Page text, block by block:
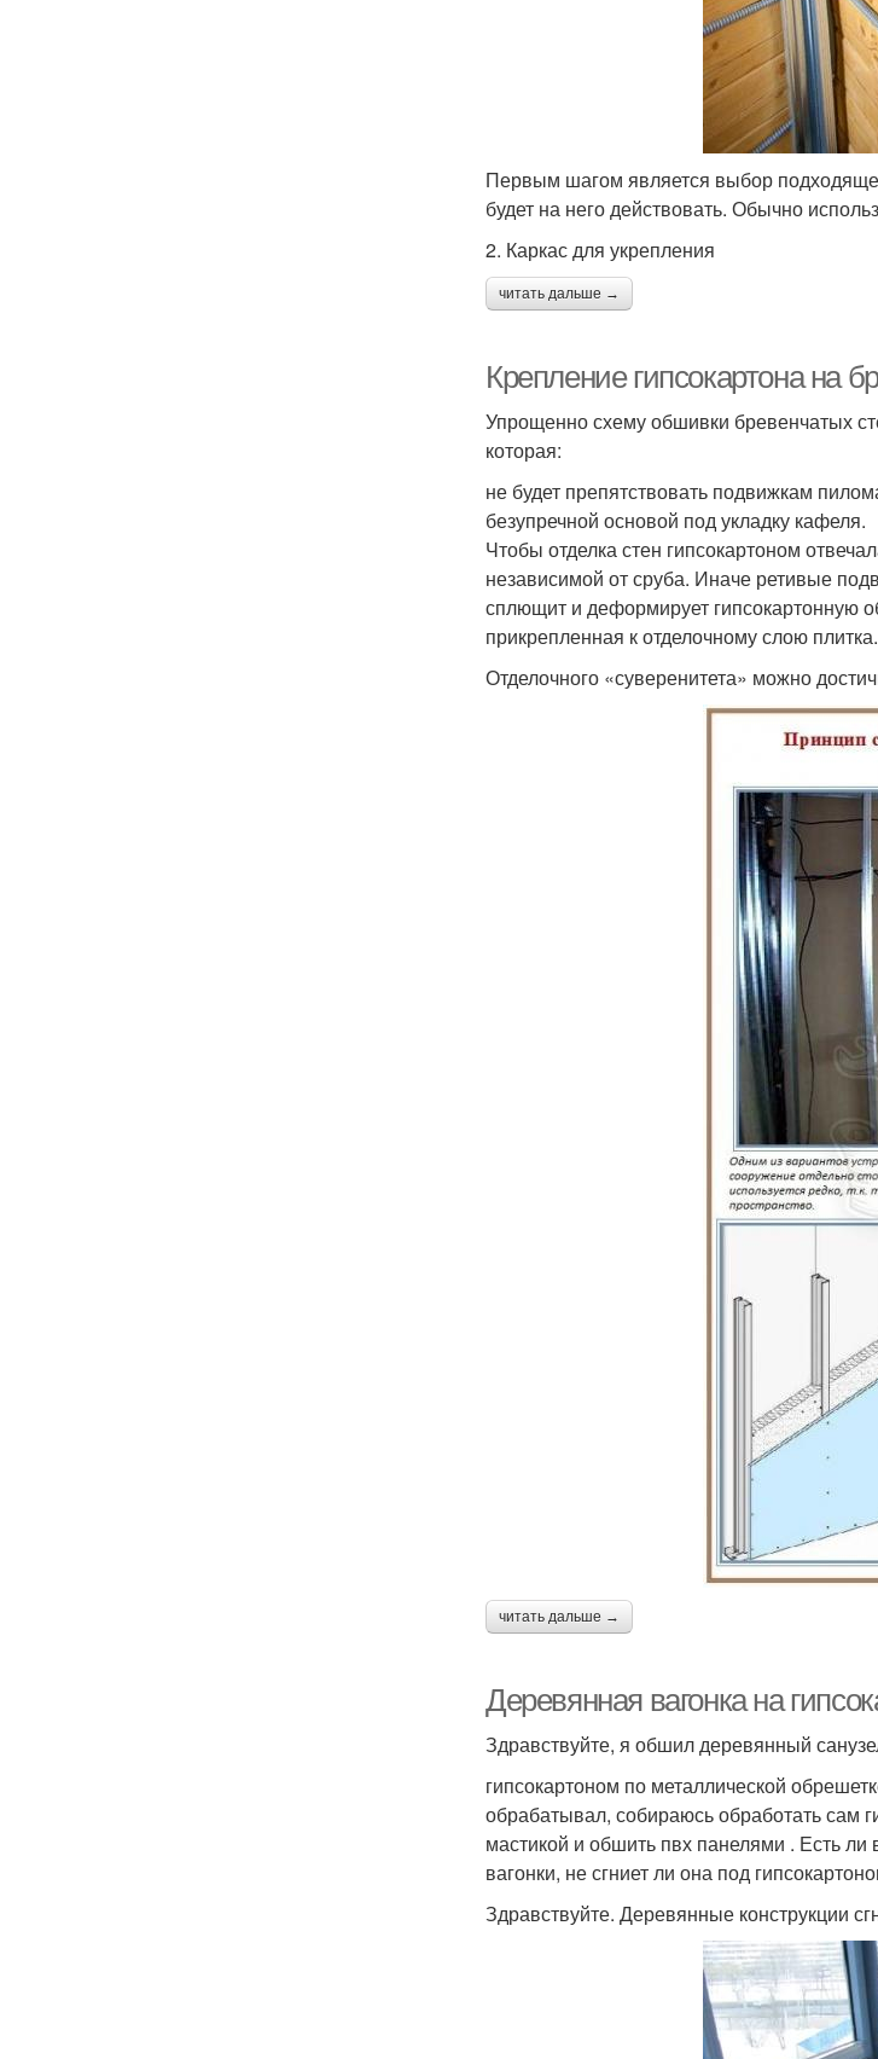
Первым шагом является выбор
будет на него действовать. Обычно
2. Каркас для укрепления
читать дальше →
Крепление гипсокартона на
Упрощенно схему обшивки бревенчатых
которая:
не будет препятствовать подвижкам
безупречной основой под укладку кафеля.
Чтобы отделка стен гипсокартоном
независимой от сруба. Иначе ретивые
сплющит и деформирует гипсокартонную
прикрепленная к отделочному слою плитка.
Отделочного «суверенитета» можно
читать дальше →
Деревянная вагонка на
Здравствуйте, я обшил деревянный
гипсокартоном по металлической
обрабатывал, собираюсь обработать сам
мастикой и обшить пвх панелями . Есть ли
вагонки, не сгниет ли она под
Здравствуйте. Деревянные конструкции